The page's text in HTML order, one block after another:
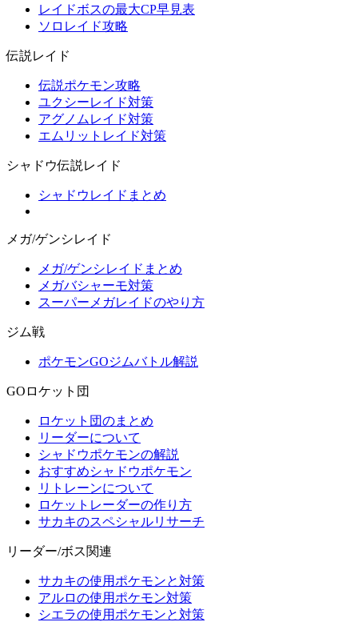
レイドボスの最大CP早見表
ソロレイド攻略
伝説レイド
伝説ポケモン攻略
ユクシーレイド対策
アグノムレイド対策
エムリットレイド対策
シャドウ伝説レイド
シャドウレイドまとめ
メガ/ゲンシレイド
メガ/ゲンシレイドまとめ
メガバシャーモ対策
スーパーメガレイドのやり方
ジム戦
ポケモンGOジムバトル解説
GOロケット団
ロケット団のまとめ
リーダーについて
シャドウポケモンの解説
おすすめシャドウポケモン
リトレーンについて
ロケットレーダーの作り方
サカキのスペシャルリサーチ
リーダー/ボス関連
サカキの使用ポケモンと対策
アルロの使用ポケモン対策
シエラの使用ポケモンと対策